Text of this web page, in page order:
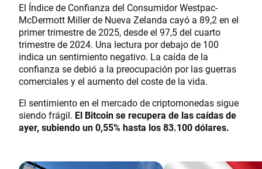
El Índice de Confianza del Consumidor Westpac-
McDermott Miller de Nueva Zelanda cayó a 89,2 en el
primer trimestre de 2025, desde el 97,5 del cuarto
trimestre de 2024. Una lectura por debajo de 100
indica un sentimiento negativo. La caída de la
confianza se debió a la preocupación por las guerras
comerciales y el aumento del coste de la vida.
El sentimiento en el mercado de criptomonedas sigue
siendo frágil. El Bitcoin se recupera de las caídas de
ayer, subiendo un 0,55% hasta los 83.100 dólares.